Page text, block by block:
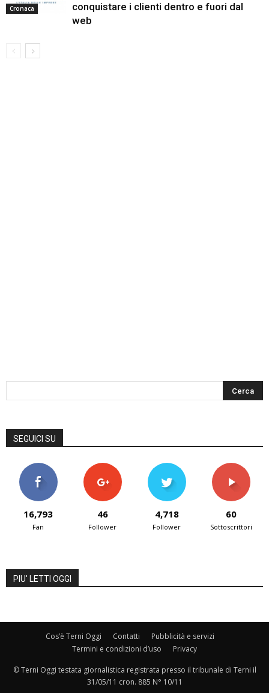
Cronaca
conquistare i clienti dentro e fuori dal
web
SEGUICI SU
16,793
Fan
46
Follower
4,718
Follower
60
Sottoscrittori
PIU' LETTI OGGI
Cos’è Terni Oggi Contatti
Pubblicità e servizi
Termini e condizioni d’uso
Privacy
© Terni Oggi testata giornalistica registrata presso il tribunale di Terni il
31/05/11 cron. 885 N° 10/11